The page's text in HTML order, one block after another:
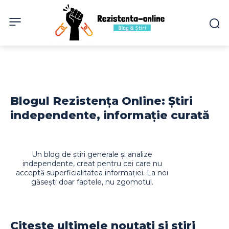
Blogul Rezistența Online: Știri
independente, informație curată
Un blog de știri generale și analize
independente, creat pentru cei care nu
acceptă superficialitatea informației. La noi
găsești doar faptele, nu zgomotul.
Citeste ultimele noutati si stiri